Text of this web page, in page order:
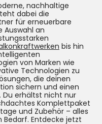
nachhaltige
dabei die
für erneuerbare
Auswahl an
bis hin
von Marken wie
Technologien zu
die deinen
sichern und einen
Du erhältst nicht nur
Komplettpaket
und Zubehör – alles
Bedarf. Entdecke jetzt